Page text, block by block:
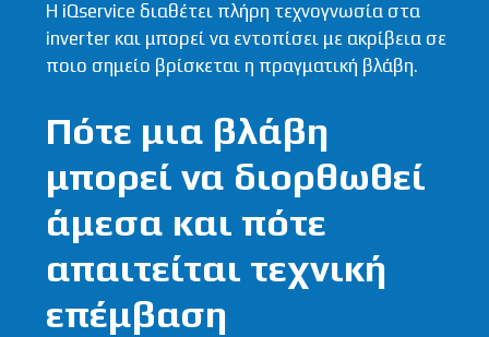
Η iQservice διαθέτει πλήρη τεχνογνωσία στα
inverter και μπορεί να εντοπίσει με ακρίβεια σε
ποιο σημείο βρίσκεται η πραγματική βλάβη.
Πότε μια βλάβη
μπορεί να διορθωθεί
άμεσα και πότε
απαιτείται τεχνική
επέμβαση